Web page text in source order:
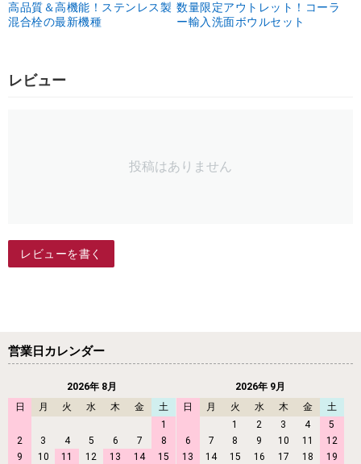
高品質＆高機能！ステンレス製
混合栓の最新機種
数量限定アウトレット！コーラ
ー輸入洗面ボウルセット
レビュー
投稿はありません
レビューを書く
営業日カレンダー
2026年 8月
日
月 火 水 木 金
土
1
2
3 4 5 6 7
8
9
10 11 12 13 14
15
2026年 9月
日
月 火 水 木 金
土
1
2 3 4
5
6
7 8 9 10 11
12
13
14 15 16 17 18
19